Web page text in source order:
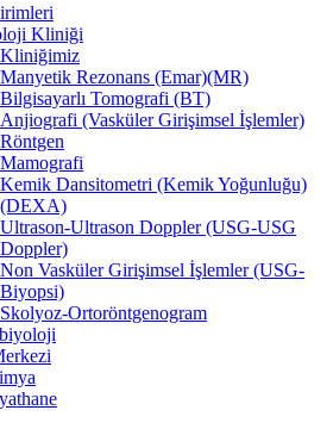
Kliniği
Kliniğimiz
Manyetik Rezonans (Emar)(MR)
Bilgisayarlı Tomografi (BT)
Anjiografi (Vasküler Girişimsel İşlemler)
Röntgen
Mamografi
Kemik Dansitometri (Kemik Yoğunluğu)
(DEXA)
Ultrason-Ultrason Doppler (USG-USG
Doppler)
Non Vasküler Girişimsel İşlemler (USG-
Biyopsi)
Skolyoz-Ortoröntgenogram